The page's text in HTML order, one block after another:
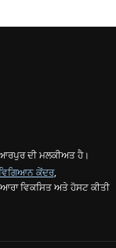
ਦੀ ਮਲਕੀਅਤ ਹੈ।
ਕੇਂਦਰ,
ਵਿਕਸਿਤ ਅਤੇ ਹੋਸਟ ਕੀਤੀ